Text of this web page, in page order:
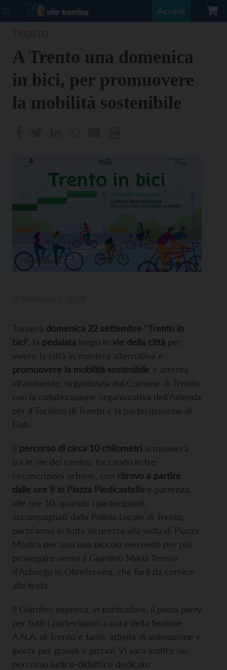
Accedi
A Trento una domenica
in bici, per promuovere
la mobilità sostenibile
Tornerà domenica 22 settembre “Trento in
bici”, la pedalata lungo le vie della città per
vivere la città in maniera alternativa e
promuovere la mobilità sostenibile e attenta
all’ambiente, organizzata dal Comune di Trento
con la collaborazione organizzativa dell’Azienda
per il Turismo di Trento e la partecipazione di
Fiab.
Il percorso di circa 10 chilometri si muoverà
tra le vie del centro, toccando le tre
circoscrizioni urbane, con ritrovo a partire
dalle ore 9 in Piazza Piedicastello e partenza
alle ore 10, quando i partecipanti,
accompagnati dalla Polizia Locale di Trento,
partiranno in tutta sicurezza alla volta di Piazza
Mostra per una una piccola merenda per poi
proseguire verso il Giardino Maria Teresa
d’Asburgo in Oltrefersina, che farà da cornice
alla festa.
Il Giardino ospiterà, in particolare, il pasta party
per tutti i partecipanti a cura della Sezione
A.N.A. di Trento e tante attività di animazione e
giochi per grandi e piccini. Vi sarà inoltre un
percorso ludico-didattico dedicato